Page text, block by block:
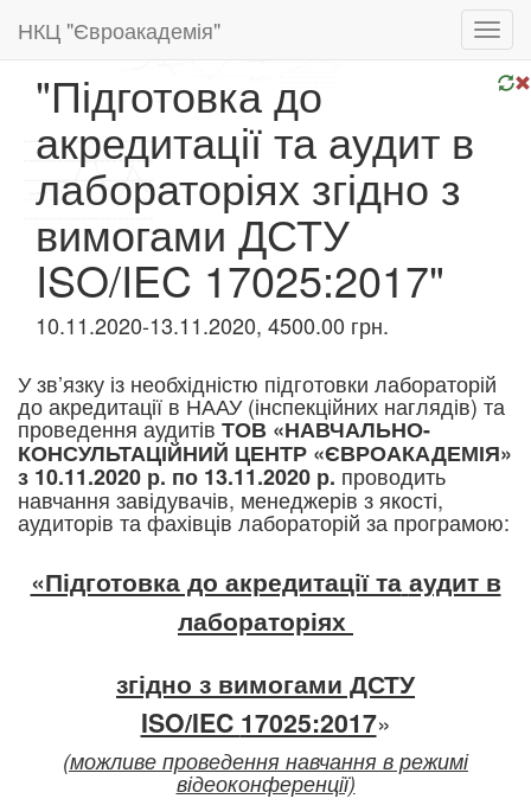
НКЦ "Євроакадемія"
"Підготовка до
акредитації та аудит в
лабораторіях згідно з
вимогами ДСТУ
ISO/IEC 17025:2017"
10.11.2020-13.11.2020, 4500.00 грн.
У зв’язку із необхідністю підготовки лабораторій
до акредитації в НААУ (інспекційних наглядів) та
проведення аудитів ТОВ «НАВЧАЛЬНО-
КОНСУЛЬТАЦІЙНИЙ ЦЕНТР «ЄВРОАКАДЕМІЯ»
з 10.11.2020 р. по 13.11.2020 р. проводить
навчання завідувачів, менеджерів з якості,
аудиторів та фахівців лабораторій за програмою:
«Підготовка до акредитації та аудит в
лабораторіях
згідно з вимогами ДСТУ
ISO/IEC 17025:2017»
(можливе проведення навчання в режимі
відеоконференції)